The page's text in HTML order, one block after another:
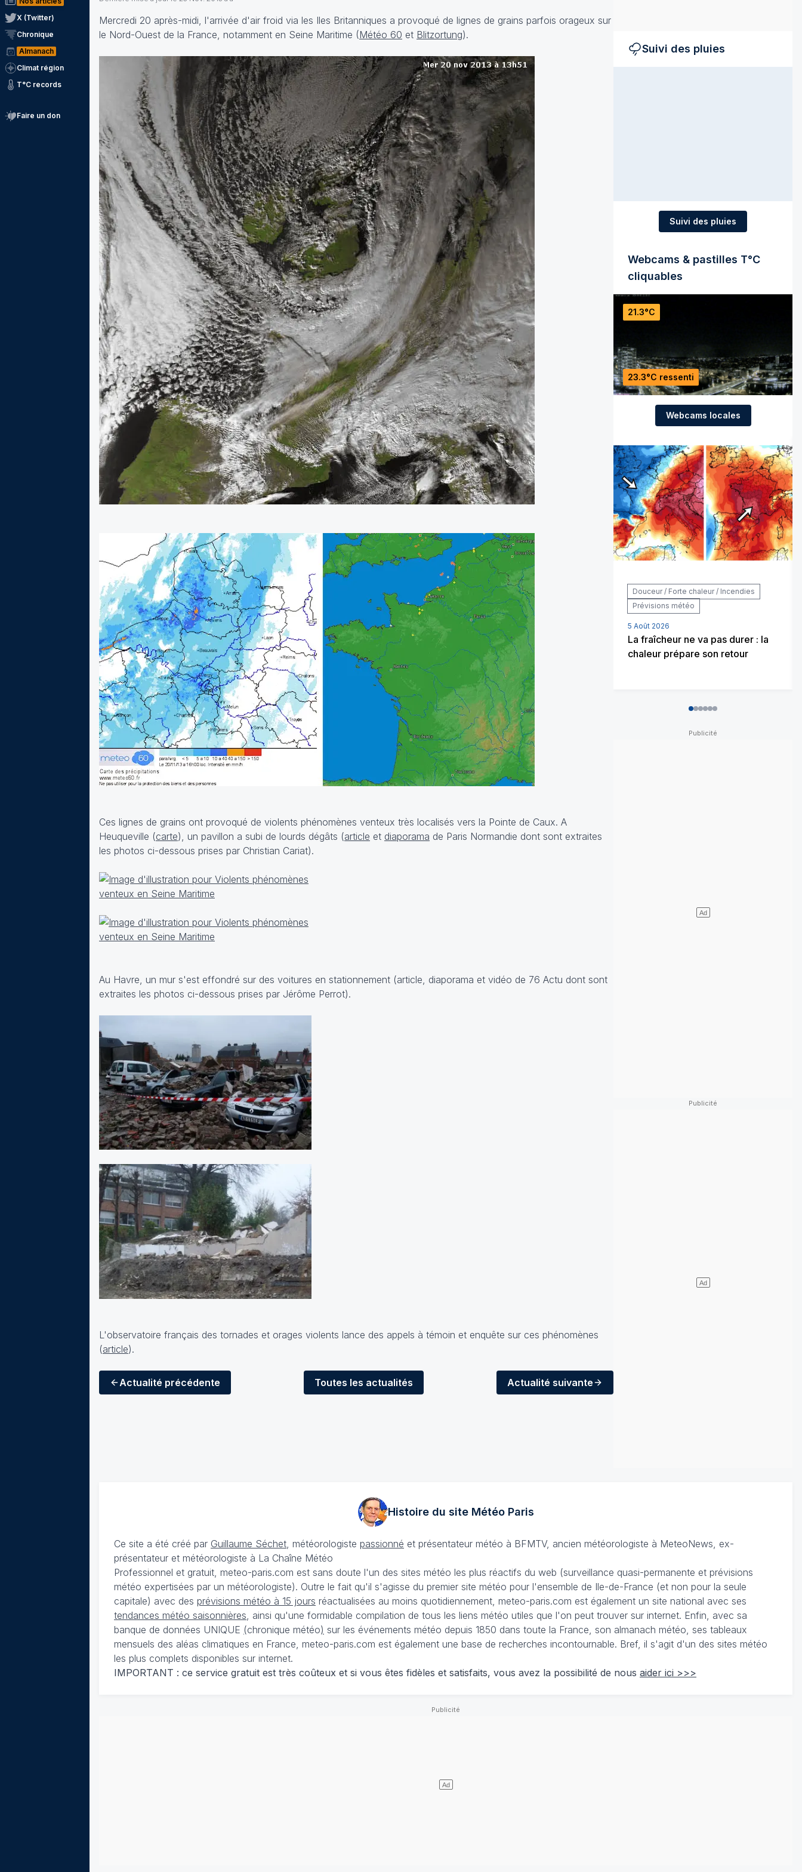
X (Twitter)
Chronique
Almanach
Climat région
T°C records
Faire un don
Mercredi 20 après-midi, l'arrivée d'air froid via les Iles Britanniques a provoqué de lignes de grains parfois orageux sur
le Nord-Ouest de la France, notamment en Seine Maritime (Météo 60 et Blitzortung).
Ces lignes de grains ont provoqué de violents phénomènes venteux très localisés vers la Pointe de Caux. A
Heuqueville (carte), un pavillon a subi de lourds dégâts (article et diaporama de Paris Normandie dont sont extraites
les photos ci-dessous prises par Christian Cariat).
Au Havre, un mur s'est effondré sur des voitures en stationnement (article, diaporama et vidéo de 76 Actu dont sont
extraites les photos ci-dessous prises par Jérôme Perrot).
L'observatoire français des tornades et orages violents lance des appels à témoin et enquête sur ces phénomènes
(article).
Actualité précédente Toutes les actualités Actualité suivante
Suivi des pluies
Suivi des pluies
Webcams & pastilles T°C
cliquables
21.3°C
23.3°C ressenti
Webcams locales
Douceur / Forte chaleur / Incendies
Prévisions météo
5 Août 2026
La fraîcheur ne va pas durer : la
chaleur prépare son retour
012345
Histoire du site MétéoParis
Ce site a été créé par Guillaume Séchet , météorologiste passionné et présentateur météo à BFMTV, ancien météorologiste à MeteoNews, ex-
présentateur et météorologiste à La Chaîne Météo
Professionnel et gratuit, meteo-paris.com est sans doute l'un des sites météo les plus réactifs du web (surveillance quasi-permanente et prévisions
météo expertisées par un météorologiste). Outre le fait qu'il s'agisse du premier site météo pour l'ensemble de Ile-de-France (et non pour la seule
capitale) avec des prévisions météo à 15 jours réactualisées au moins quotidiennement, meteo-paris.com est également un site national avec ses
tendances météo saisonnières , ainsi qu'une formidable compilation de tous les liens météo utiles que l'on peut trouver sur internet. Enfin, avec sa
banque de données UNIQUE (chronique météo) sur les événements météo depuis 1850 dans toute la France, son almanach météo, ses tableaux
mensuels des aléas climatiques en France, meteo-paris.com est également une base de recherches incontournable. Bref, il s'agit d'un des sites météo
les plus complets disponibles sur internet.
IMPORTANT : ce service gratuit est très coûteux et si vous êtes fidèles et satisfaits, vous avez la possibilité de nous aider ici >>>